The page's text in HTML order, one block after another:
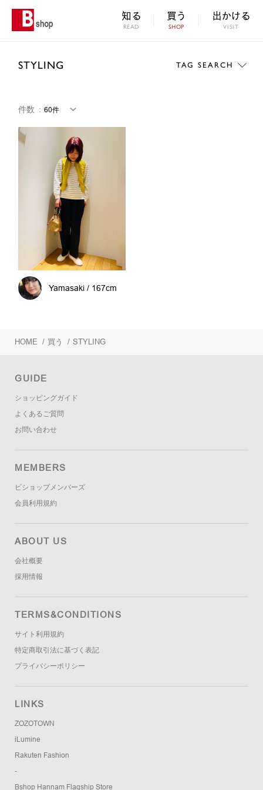
知る
READ
買う
SHOP
出かける
VISIT
STYLING TAG SEARCH
件数 ：
Yamasaki / 167cm
HOME / 買う / STYLING
GUIDE
ショッピングガイド
よくあるご質問
お問い合わせ
MEMBERS
ビショップメンバーズ
会員利用規約
ABOUT US
会社概要
採用情報
TERMS&CONDITIONS
サイト利用規約
特定商取引法に基づく表記
プライバシーポリシー
LINKS
ZOZOTOWN
iLumine
Rakuten Fashion
-
Bshop Hannam Flagship Store